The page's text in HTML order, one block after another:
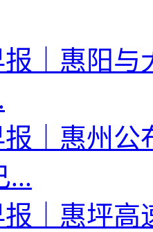
报｜惠阳
报｜惠州
...
报｜惠坪